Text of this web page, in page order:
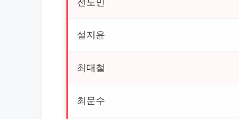
설지윤
최대철
최문수